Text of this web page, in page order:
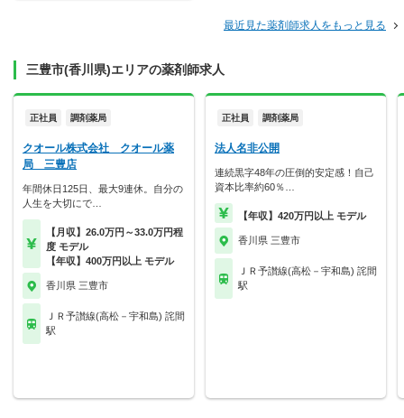
最近見た薬剤師求人をもっと見る
三豊市(香川県)エリアの薬剤師求人
正社員 調剤薬局
クオール株式会社 クオール薬
局 三豊店
年間休日125日、最大9連休。自分の
人生を大切にで…
【月収】26.0万円～33.0万円程
度 モデル
【年収】400万円以上 モデル
香川県 三豊市
ＪＲ予讃線(高松－宇和島) 詫間
駅
正社員 調剤薬局
法人名非公開
連続黒字48年の圧倒的安定感！自己
資本比率約60％…
【年収】420万円以上 モデル
香川県 三豊市
ＪＲ予讃線(高松－宇和島) 詫間
駅